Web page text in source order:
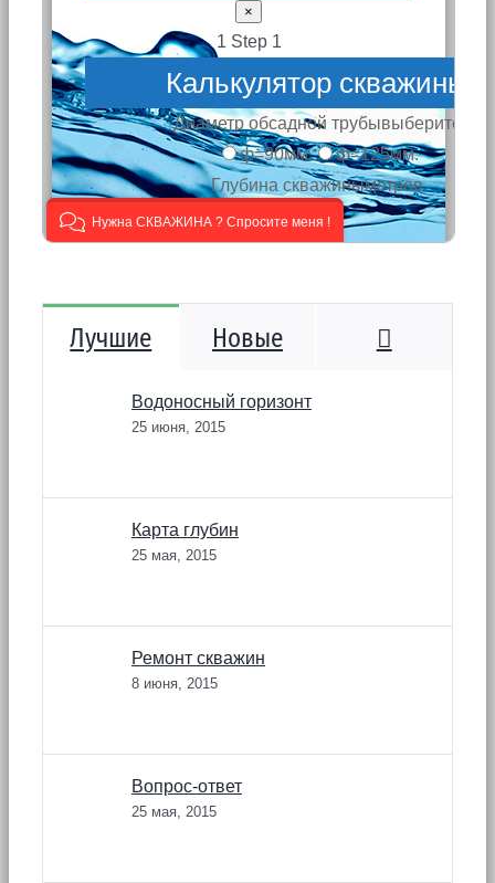
Лучшие Новые
Водоносный горизонт
25 июня, 2015
Карта глубин
25 мая, 2015
Ремонт скважин
8 июня, 2015
Вопрос-ответ
25 мая, 2015